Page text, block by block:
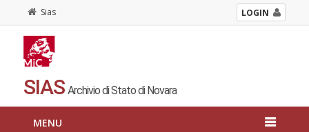
Sias LOGIN
SIAS Archivio di Stato di Novara
MENU